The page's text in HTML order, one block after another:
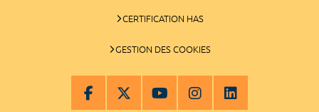
CERTIFICATION HAS
GESTION DES COOKIES